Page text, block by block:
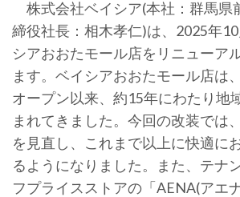
株式会社ベイシア(本社：群馬県
締役社長：相木孝仁)は、2025年
シアおおたモール店をリニューア
ます。ベイシアおおたモール店は
オープン以来、約15年にわたり地
まれてきました。今回の改装では
を見直し、これまで以上に快適に
るようになりました。また、テナ
フプライスストアの「AENA(アエ